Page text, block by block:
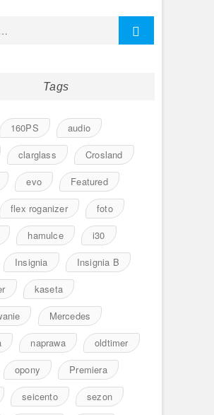
Tags
160PS
audio
clarglass
Crosland
evo
Featured
flex roganizer
foto
hamulce
i30
Insignia
Insignia B
kaseta
Mercedes
naprawa
oldtimer
opony
Premiera
seicento
sezon